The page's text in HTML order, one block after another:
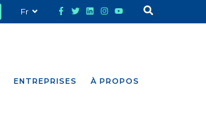
ENTREPRISES À PROPOS
Fr